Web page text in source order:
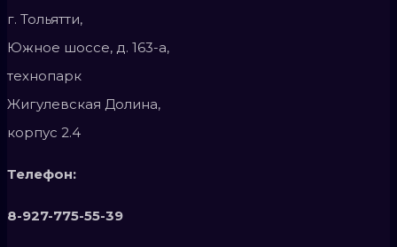
г. Тольятти,
Южное шоссе, д. 163-а,
технопарк
Жигулевская Долина,
корпус 2.4
Телефон:
8-927-775-55-39